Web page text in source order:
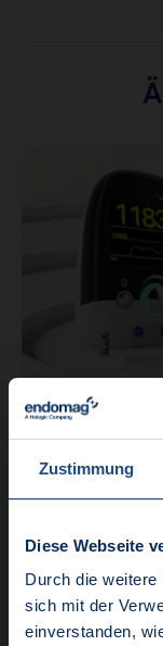
Zustimmung
Diese Webseite
Durch die
sich mit der
einverstanden,
Produkt
Die gesamte
mit der
Aktuelle